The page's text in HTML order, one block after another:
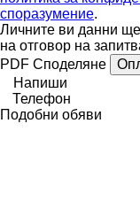
споразумение.
Личните ви данни
на отговор на
PDF Споделяне
Напиши
Телефон
Подобни обяви